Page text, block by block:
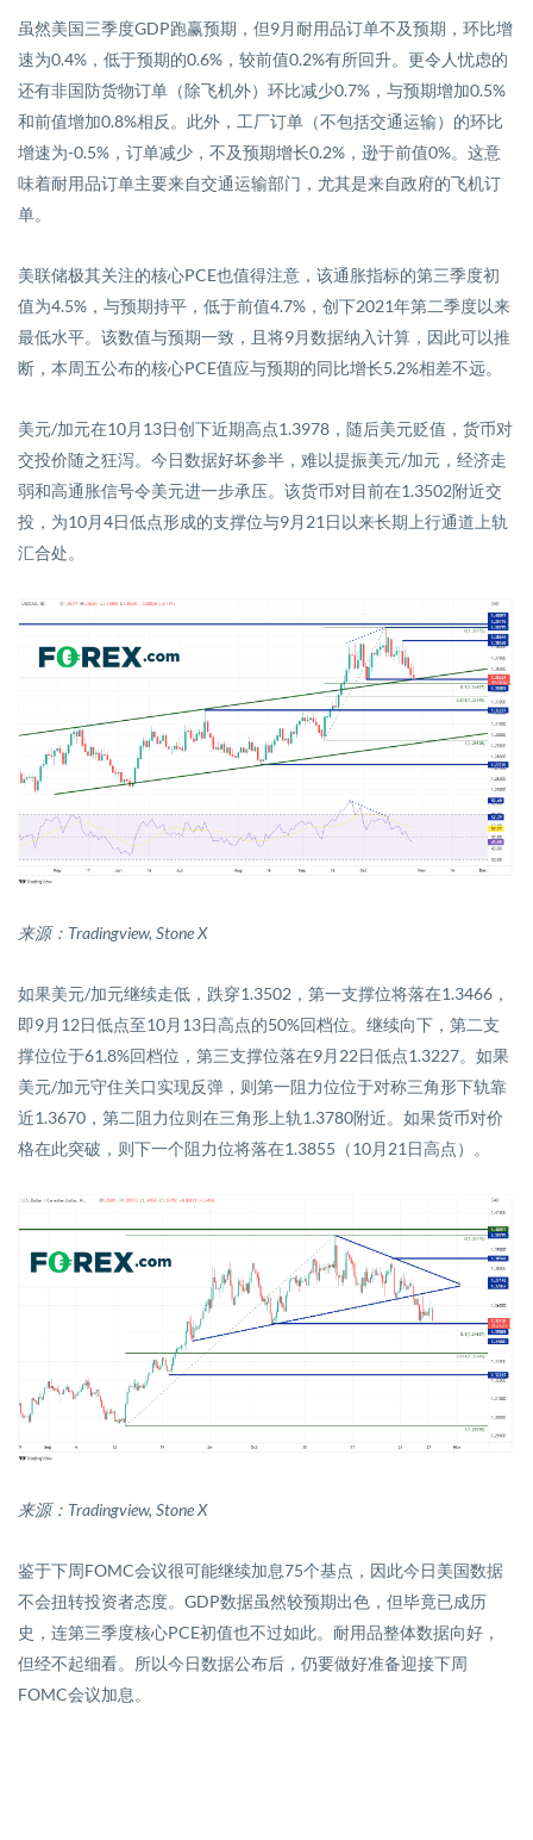
虽然美国三季度GDP跑赢预期，但9月耐用品订单不及预期 ， 环比增
速为0.4% ，低于预期的0.6% ，较前值0.2%有所回升。更令人忧虑的
还有非国防货物订单（除飞机外）环比减少0.7% ，与预期增加0.5%
和前值增加0.8%相反。此外，工厂订单（不包括交通运输） 的环比
增速为-0.5% ，订单减少， 不及预期增长0.2% ，逊于前值0%。这意
味着耐用品订单主要来自交通运输部门，尤其是来自政府的飞机订
单。
美联储极其关注的核心PCE也值得注意 ，该通胀指标的第三季度初
值为4.5% ，与预期持平，低于前值4.7% ，创下2021年第二季度以来
最低水平。该数值与预期一致，且将9月数据纳入计算 ，因此可以推
断，本周五公布的核心PCE值应与预期的同比增长5.2%相差不远。
美元/加元在10月 13日创下近期高点1.3978 ，随后美元贬值，货币对
交投价随之狂泻。今日数据好坏参半，难以提振美元/加元，经济走
弱和高通胀信号令美元进一步承压。该货币对目前在1.3502附近交
投，为10月4日低点形成的支撑位与9月 21 日以来长期上行通道上轨
汇合处。
来源： Tradingview, Stone X
如果美元/加元继续走低，跌穿1.3502 ，第一支撑位将落在1.3466 ，
即9月 12日低点至10月 13日高点的50%回档位。继续向下，第二支
撑位位于61.8%回档位，第三支撑位落在9月 22日低点1.3227。如果
美元/加元守住关口实现反弹，则第一阻力位位于对称三角形下轨靠
近1.3670 ，第二阻力位则在三角形上轨1.3780附近。如果货币对价
格在此突破，则下一个阻力位将落在1.3855 （10月 21 日高点）。
来源： Tradingview, Stone X
鉴于下周FOMC会议很可能继续加息75个基点，因此今日美国数据
不会扭转投资者态度。 GDP数据虽然较预期出色，但毕竟已成历
史，连第三季度核心PCE初值也不过如此。耐用品整体数据向好，
但经不起细看。所以今日数据公布后，仍要做好准备迎接下周
FOMC会议加息。